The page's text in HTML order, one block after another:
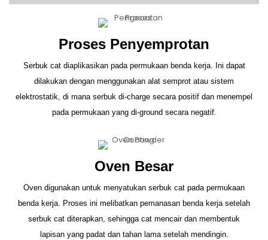
Proses Penyemprotan
Serbuk cat diaplikasikan pada permukaan benda kerja. Ini dapat
dilakukan dengan menggunakan alat semprot atau sistem
elektrostatik, di mana serbuk di-charge secara positif dan menempel
pada permukaan yang di-ground secara negatif.
Oven Besar
Oven digunakan untuk menyatukan serbuk cat pada permukaan
benda kerja. Proses ini melibatkan pemanasan benda kerja setelah
serbuk cat diterapkan, sehingga cat mencair dan membentuk
lapisan yang padat dan tahan lama setelah mendingin.